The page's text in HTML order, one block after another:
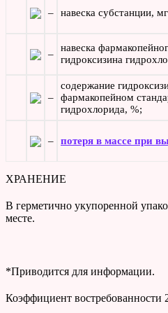
– навеска субстанции,
–
навеска
гидроксизина
–
содержание
фармакопейном
гидрохлорида, %;
– потеря в массе при
ХРАНЕНИЕ
В герметично укупоренной
месте.
*Приводится для информации.
Коэффициент востребованности